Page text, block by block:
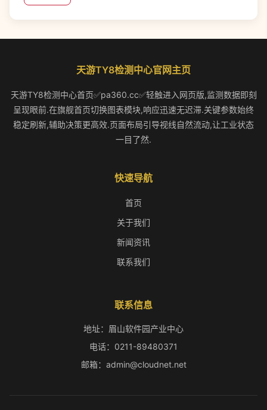
天游TY8检测中心官网主页
天游TY8检测中心首页✅pa360.cc✅轻触进入网页版,监测数据即刻
呈现眼前.在旗舰首页切换图表模块,响应迅速无迟滞.关键参数始终
稳定刷新,辅助决策更高效.页面布局引导视线自然流动,让工业状态
一目了然.
快速导航
首页
关于我们
新闻资讯
联系我们
联系信息
地址：眉山软件园产业中心
电话：0211-89480371
邮箱：admin@cloudnet.net